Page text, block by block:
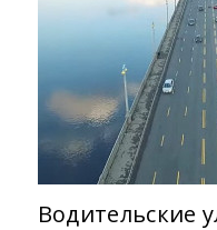
Водительские